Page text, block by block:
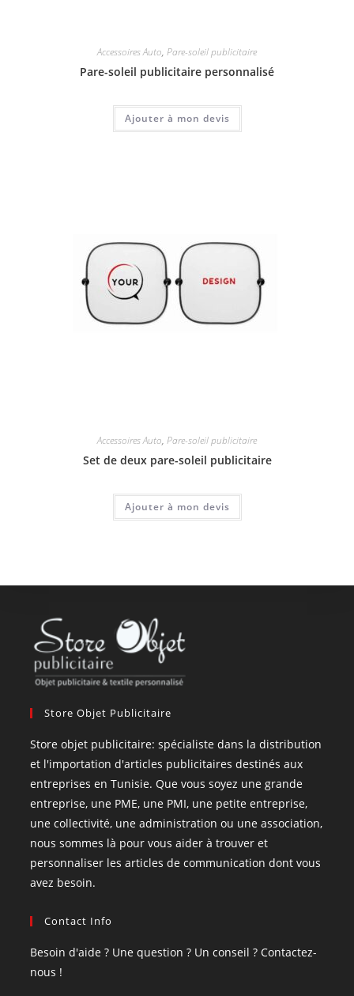
Accessoires Auto, Pare-soleil publicitaire
Pare-soleil publicitaire personnalisé
Ajouter à mon devis
Accessoires Auto, Pare-soleil publicitaire
Set de deux pare-soleil publicitaire
Ajouter à mon devis
Store Objet Publicitaire
Store objet publicitaire: spécialiste dans la distribution
et l'importation d'articles publicitaires destinés aux
entreprises en Tunisie. Que vous soyez une grande
entreprise, une PME, une PMI, une petite entreprise,
une collectivité, une administration ou une association,
nous sommes là pour vous aider à trouver et
personnaliser les articles de communication dont vous
avez besoin.
Contact Info
Besoin d'aide ? Une question ? Un conseil ? Contactez-
nous !